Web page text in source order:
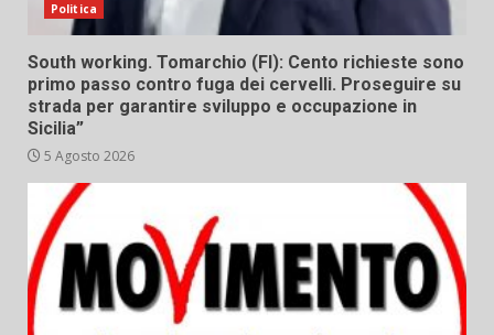
Politica
South working. Tomarchio (FI): Cento richieste sono
primo passo contro fuga dei cervelli. Proseguire su
strada per garantire sviluppo e occupazione in
Sicilia”
5 Agosto 2026